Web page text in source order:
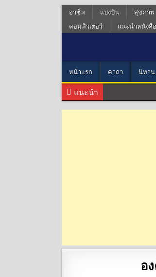
อาชีพ แบ่งปัน สุขภาพ
คอมพิวเตอร์
แนะนำหนังสือ
หน้าแรก คาถา นิทาน
แนะนำ
อ